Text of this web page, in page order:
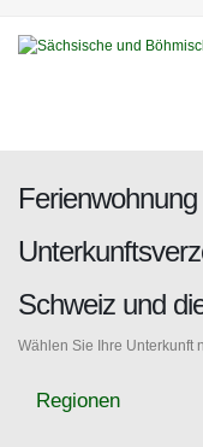
Schweiz und
Wählen Sie Ihre Unterkunft
Regionen